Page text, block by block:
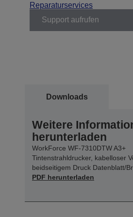
Reparaturservices
Support aufrufen
Downloads
Weitere
herunterladen
WorkForce WF-7310DTW A3+
Tintenstrahldrucker, kabelloser
beidseitigem Druck Datenblatt/
PDF herunterladen